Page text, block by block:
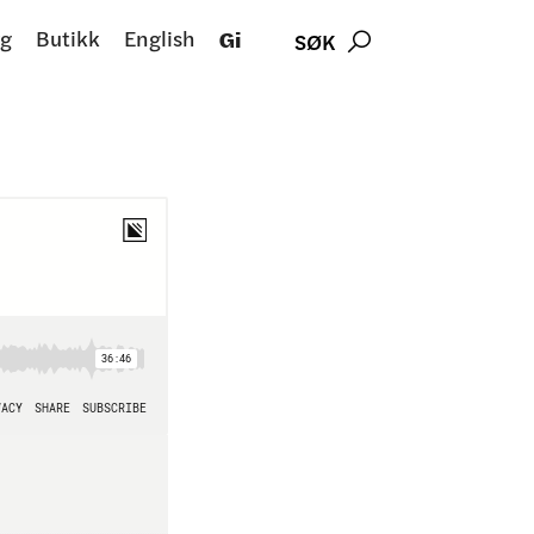
Butikk English Gi SØK 